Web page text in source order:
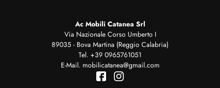
Ac Mobili Catanea Srl
Via Nazionale Corso Umberto I
89035 - Bova Martina (Reggio Calabria)
Tel. +39 0965761051
E-Mail. mobilicatanea@gmail.com